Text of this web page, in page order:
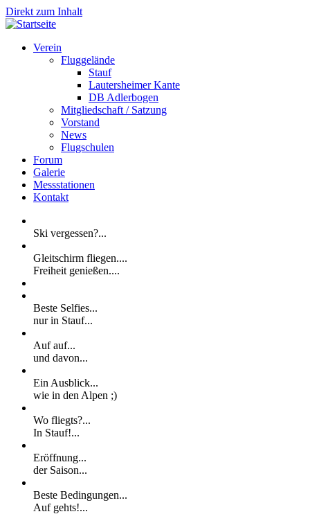
Direkt zum Inhalt
Verein
Fluggelände
Stauf
Lautersheimer Kante
DB Adlerbogen
Mitgliedschaft / Satzung
Vorstand
News
Flugschulen
Forum
Galerie
Messstationen
Kontakt
Ski vergessen?...
Gleitschirm fliegen....
Freiheit genießen....
Beste Selfies...
nur in Stauf...
Auf auf...
und davon...
Ein Ausblick...
wie in den Alpen ;)
Wo fliegts?...
In Stauf!...
Eröffnung...
der Saison...
Beste Bedingungen...
Auf gehts!...